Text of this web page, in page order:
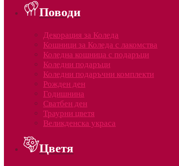
Поводи
Декорация за Коледа
Кошници за Коледа с лакомства
Коледна кошница с подаръци
Коледни подаръци
Коледни подаръчни комплекти
Рожден ден
Годишнина
Сватбен ден
Траурни цветя
Великденска украса
Цветя